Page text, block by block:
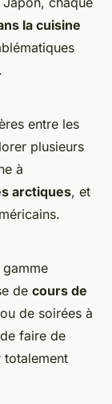
la cuisine
entre les
plusieurs
à
arctiques, et
de cours de
de soirées à
faire de
totalement